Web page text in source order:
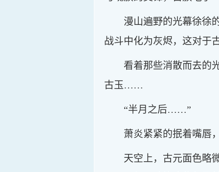
漫山遍野的光幕徐徐
战斗中化为灰烬，这对于
看着那些消散而去的
古玉……
“半月之后……”
萧炎紧紧的抿着嘴唇
天空上，古元面色略